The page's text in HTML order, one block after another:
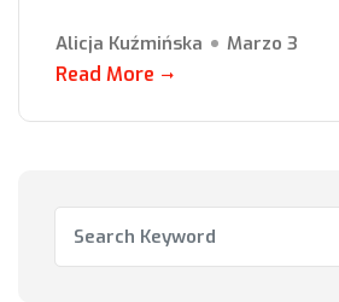
Alicja Kuźmińska Marzo 3
Read More